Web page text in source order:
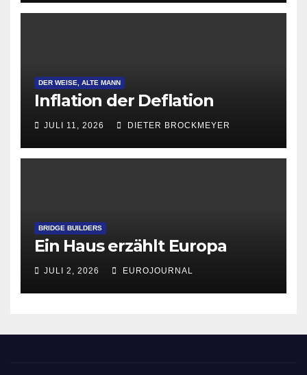
DER WEISE, ALTE MANN
Inflation der Deflation
JULI 11, 2026 DIETER BROCKMEYER
BRIDGE BUILDERS
Ein Haus erzählt Europa
JULI 2, 2026 EUROJOURNAL